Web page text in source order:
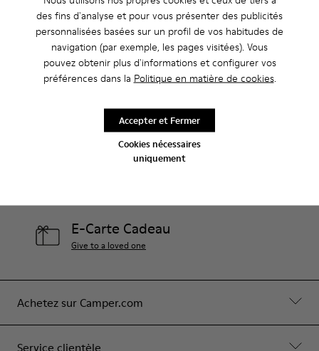
des fins d'analyse et pour vous présenter des publicités
personnalisées basées sur un profil de vos habitudes de
navigation (par exemple, les pages visitées). Vous
pouvez obtenir plus d'informations et configurer vos
préférences dans la Politique en matière de cookies.
Cookies nécessaires
uniquement
Accepter et Fermer
Achetez sur Camper.com
Service clientèle
E-Carte Cadeau
Give to a loved one
France/Français